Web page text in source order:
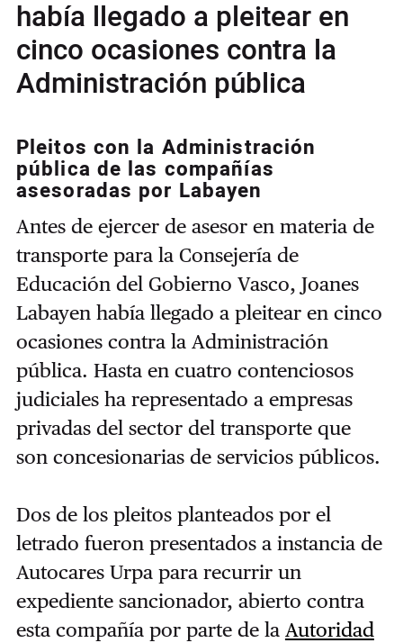
había llegado a pleitear en
cinco ocasiones contra la
Administración pública
Pleitos con la Administración
pública de las compañías
asesoradas por Labayen
Antes de ejercer de asesor en materia de
transporte para la Consejería de
Educación del Gobierno Vasco, Joanes
Labayen había llegado a pleitear en cinco
ocasiones contra la Administración
pública. Hasta en cuatro contenciosos
judiciales ha representado a empresas
privadas del sector del transporte que
son concesionarias de servicios públicos.
Dos de los pleitos planteados por el
letrado fueron presentados a instancia de
Autocares Urpa para recurrir un
expediente sancionador, abierto contra
esta compañía por parte de la Autoridad